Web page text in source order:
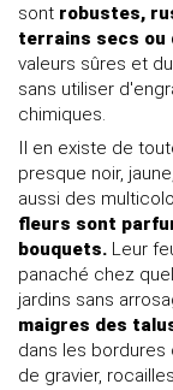
sont robustes,
terrains secs ou
valeurs sûres et
sans utiliser
chimiques.
Il en existe de
presque noir,
aussi des
fleurs sont
bouquets. Leur
panaché chez
jardins sans
maigres des
dans les bordures
de gravier,